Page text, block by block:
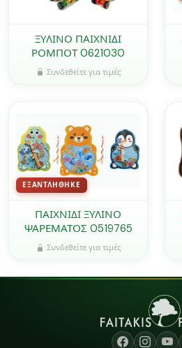
ΞΥΛΙΝΟ ΠΑΙΧΝΙΔΙ
ΡΟΜΠΟΤ 0621030
Συνδεθείτε για τιμές
ΕΞΑΝΤΛΉΘΗΚΕ
ΠΑΙΧΝΙΔΙ ΞΥΛΙΝΟ
ΨΑΡΕΜΑΤΟΣ 0519765
Συνδεθείτε για τιμές